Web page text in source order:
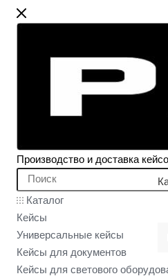
Производство и доставка
Каталог
Кейсы
Универсальные кейсы
Кейсы для документов
Кейсы для светового